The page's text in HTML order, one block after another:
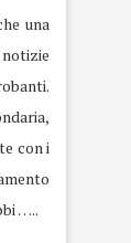
una
con i
…..